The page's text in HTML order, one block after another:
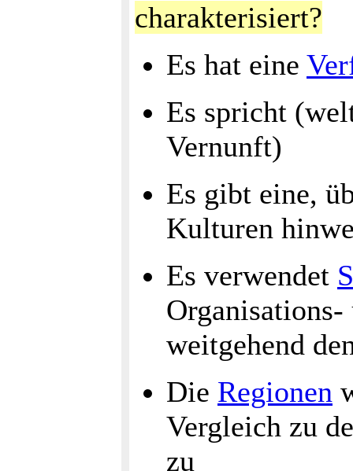
charakterisiert?
Es hat eine
Es spricht
Vernunft)
Es gibt eine,
Kulturen
Es verwendet
weitgehend
Die Regionen
Vergleich zu
zu